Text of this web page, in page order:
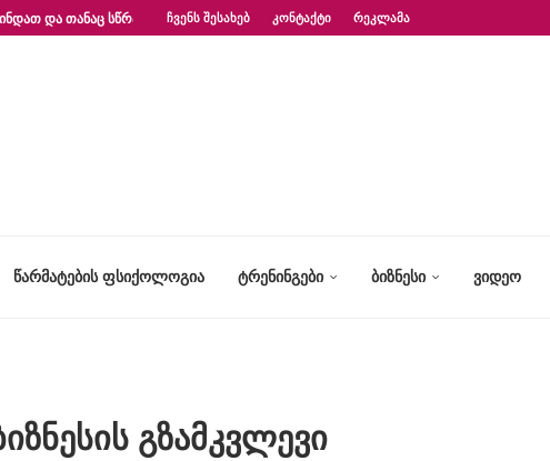
ᲓᲐ ᲗᲐᲜᲐᲪ ᲡᲬᲠᲐᲤᲐᲓ?“ – ᲤᲡᲘᲥᲝᲚᲝᲒᲘᲡ...
ᲩᲕᲔᲜᲡ ᲨᲔᲡᲐᲮᲔᲑ ᲙᲝᲜᲢᲐᲥᲢᲘ ᲠᲔᲙᲚᲐᲛᲐ
ᲬᲐᲠᲛᲐᲢᲔᲑᲘᲡ ᲤᲡᲘᲥᲝᲚᲝᲒᲘᲐ ᲢᲠᲔᲜᲘᲜᲒᲔᲑᲘ ᲑᲘᲖᲜᲔᲡᲘ ᲕᲘᲓᲔᲝ
გზამკვლევი